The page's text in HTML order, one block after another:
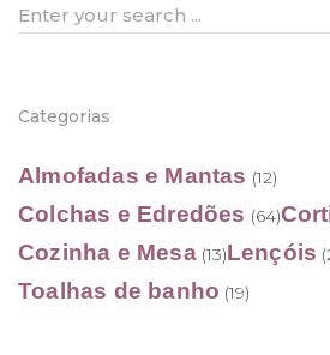
Search
Categorias
Almofadas e Mantas (12)
Colchas e Edredões (64)
Cozinha e Mesa (13)Lençóis
Toalhas de banho (19)